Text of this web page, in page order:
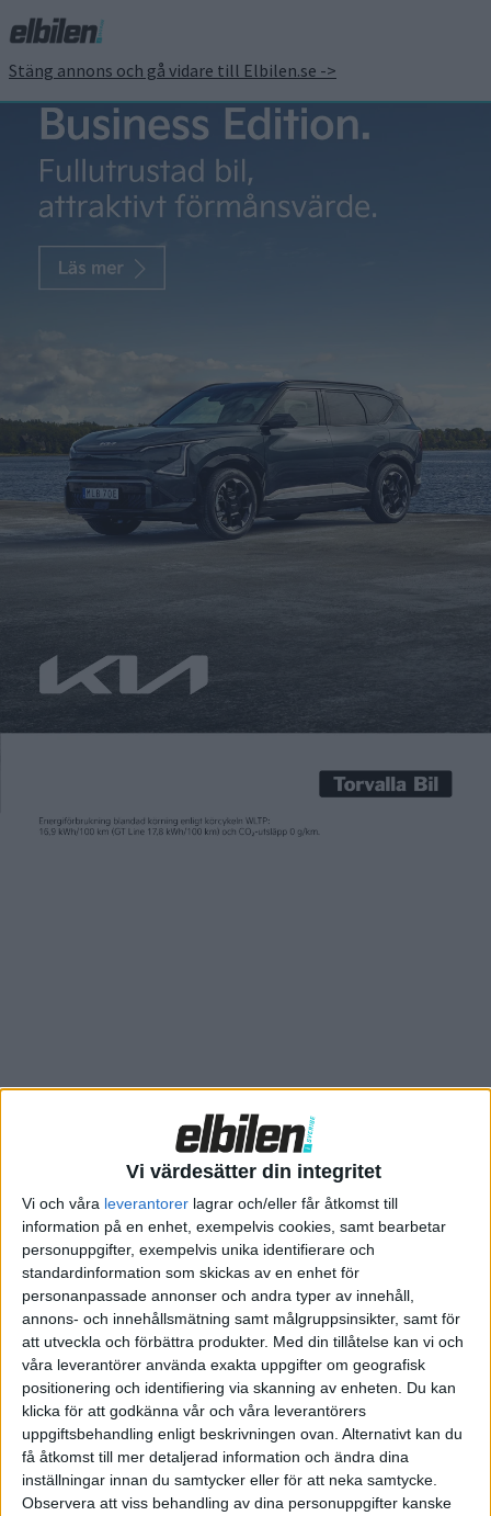
Vi värdesätter din integritet
Vi och våra leverantorer lagrar och/eller får åtkomst till
information på en enhet, exempelvis cookies, samt bearbetar
personuppgifter, exempelvis unika identifierare och
standardinformation som skickas av en enhet för
personanpassade annonser och andra typer av innehåll,
annons- och innehållsmätning samt målgruppsinsikter, samt för
att utveckla och förbättra produkter. Med din tillåtelse kan vi och
våra leverantörer använda exakta uppgifter om geografisk
positionering och identifiering via skanning av enheten. Du kan
klicka för att godkänna vår och våra leverantörers
uppgiftsbehandling enligt beskrivningen ovan. Alternativt kan du
få åtkomst till mer detaljerad information och ändra dina
inställningar innan du samtycker eller för att neka samtycke.
Observera att viss behandling av dina personuppgifter kanske
Stäng annons och gå vidare till Elbilen.se ->
Blomhäll: Elon Musk
borde ha vett att hålla
tyst
Tibor Blomhäll
Annat var det för några år sedan. Då var han en sån där rolig
tekniknörd. Postade lite fyndiga memes med obskyr humor
som alla vi tekniknördar kunde fnissa åt men som flög
investerare högt […]
Relaterat innehåll
Plus artiklar
26 jul 2026